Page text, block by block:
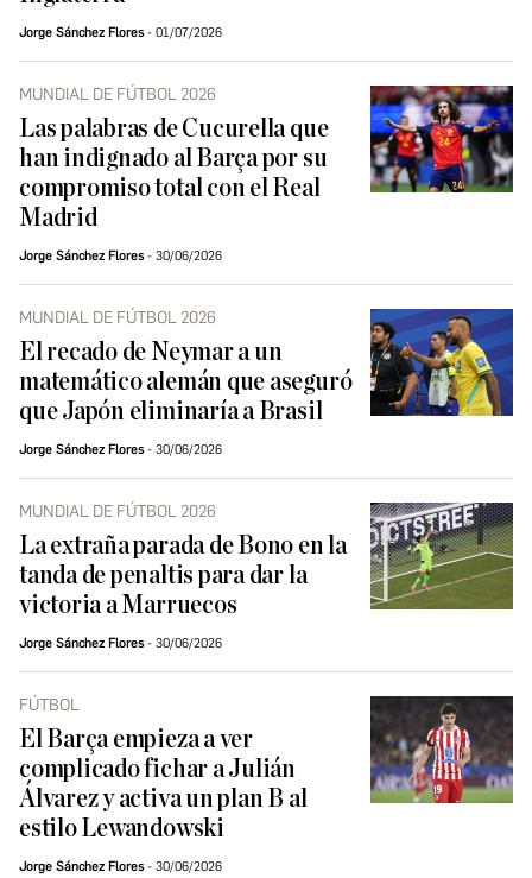
Jorge Sánchez Flores 01/07/2026
MUNDIAL DE FÚTBOL 2026
Las palabras de Cucurella que
han indignado al Barça por su
compromiso total con el Real
Madrid
Jorge Sánchez Flores 30/06/2026
MUNDIAL DE FÚTBOL 2026
El recado de Neymar a un
matemático alemán que aseguró
que Japón eliminaría a Brasil
Jorge Sánchez Flores 30/06/2026
MUNDIAL DE FÚTBOL 2026
La extraña parada de Bono en la
tanda de penaltis para dar la
victoria a Marruecos
Jorge Sánchez Flores 30/06/2026
FÚTBOL
El Barça empieza a ver
complicado fichar a Julián
Álvarez y activa un plan B al
estilo Lewandowski
Jorge Sánchez Flores 30/06/2026